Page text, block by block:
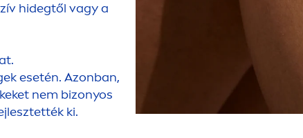
hidegtől vagy a
esetén. Azonban,
nem bizonyos
ki.